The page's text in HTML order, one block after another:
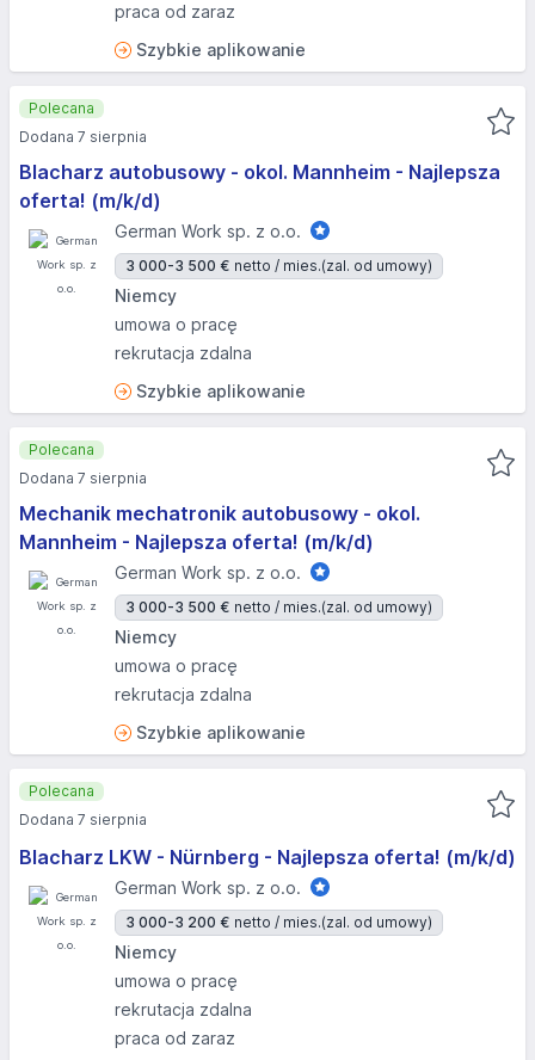
praca od zaraz
Szybkie aplikowanie
Blacharz autobusowy - okol. Mannheim - Najlepsza
oferta! (m/k/d)
German Work sp. z o.o.
3 000-3 500 € netto / mies.(zal. od umowy)
Niemcy
umowa o pracę
rekrutacja zdalna
Szybkie aplikowanie
Polecana
Dodana 7 sierpnia
Mechanik mechatronik autobusowy - okol.
Mannheim - Najlepsza oferta! (m/k/d)
German Work sp. z o.o.
3 000-3 500 € netto / mies.(zal. od umowy)
Niemcy
umowa o pracę
rekrutacja zdalna
Szybkie aplikowanie
Polecana
Dodana 7 sierpnia
Blacharz LKW - Nürnberg - Najlepsza oferta! (m/k/d)
German Work sp. z o.o.
3 000-3 200 € netto / mies.(zal. od umowy)
Niemcy
umowa o pracę
rekrutacja zdalna
praca od zaraz
Polecana
Dodana 7 sierpnia